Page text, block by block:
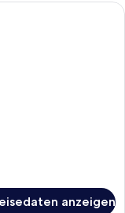
Schreibtisch,
anzeigen